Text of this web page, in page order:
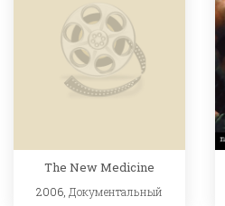
The New Medicine
2006, Документальный